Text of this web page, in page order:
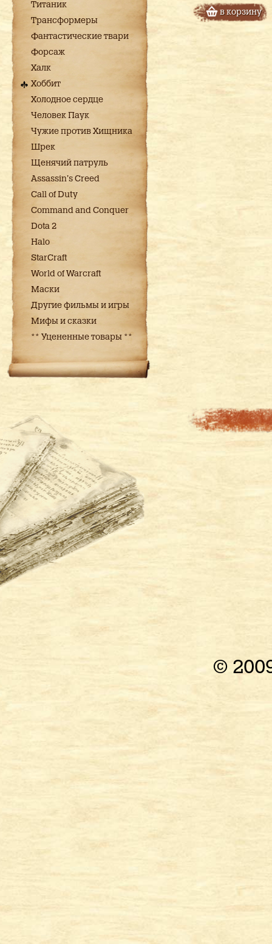
Титаник
Трансформеры
Фантастические твари
Форсаж
Халк
Хоббит
Холодное сердце
Человек Паук
Чужие против Хищника
Шрек
Щенячий патруль
Assassin's Creed
Call of Duty
Command and Conquer
Dota 2
Halo
StarCraft
World of Warcraft
Маски
Другие фильмы и игры
Мифы и сказки
** Уцененные товары **
в корзину
©